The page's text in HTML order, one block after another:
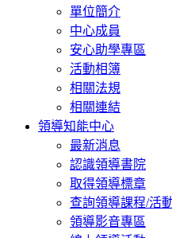
單位簡介
中心成員
安心助學專區
活動相簿
相關法規
相關連結
領導知能中心
最新消息
認識領導書院
取得領導標章
查詢領導課程/活
領導影音專區